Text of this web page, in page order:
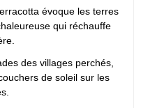
évoque les terres
qui réchauffe
des villages perchés,
de soleil sur les